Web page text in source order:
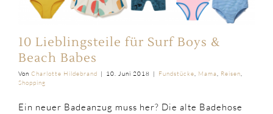
10 Lieblingsteile für Surf Boys &
Beach Babes
Von Charlotte Hildebrand | 10. Juni 2018 | Fundstücke, Mama, Reisen,
Shopping
Ein neuer Badeanzug muss her? Die alte Badehose